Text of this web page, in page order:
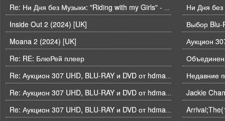
Inside Out 2 (2024) [UK]
Moana 2 (2024) [UK]
Re: RE: БлюРей плеер
Ни Дня
Выбор Blu-
Недавние